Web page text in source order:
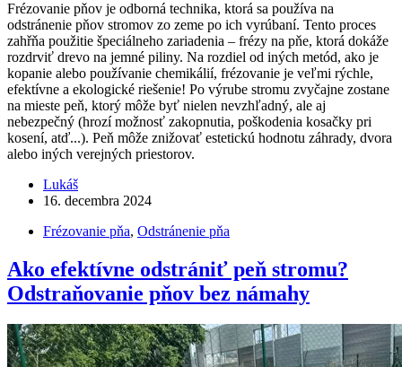
Frézovanie pňov je odborná technika, ktorá sa používa na
odstránenie pňov stromov zo zeme po ich vyrúbaní. Tento proces
zahřňa použitie špeciálneho zariadenia – frézy na pňe, ktorá dokáže
rozdrviť drevo na jemné piliny. Na rozdiel od iných metód, ako je
kopanie alebo používanie chemikálií, frézovanie je veľmi rýchle,
efektívne a ekologické riešenie! Po výrube stromu zvyčajne zostane
na mieste peň, ktorý môže byť nielen nevzhľadný, ale aj
nebezpečný (hrozí možnosť zakopnutia, poškodenia kosačky pri
kosení, atď...). Peň môže znižovať estetickú hodnotu záhrady, dvora
alebo iných verejných priestorov.
Lukáš
16. decembra 2024
Frézovanie pňa, Odstránenie pňa
Ako efektívne odstrániť peň stromu?
Odstraňovanie pňov bez námahy